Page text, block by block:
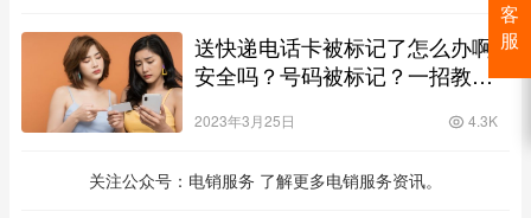
送快递电话卡被标记了怎么办啊
安全吗？号码被标记？一招教你
2023年3月25日 4.3K
关注公众号：电销服务 了解更多电销服务资讯。
客
服